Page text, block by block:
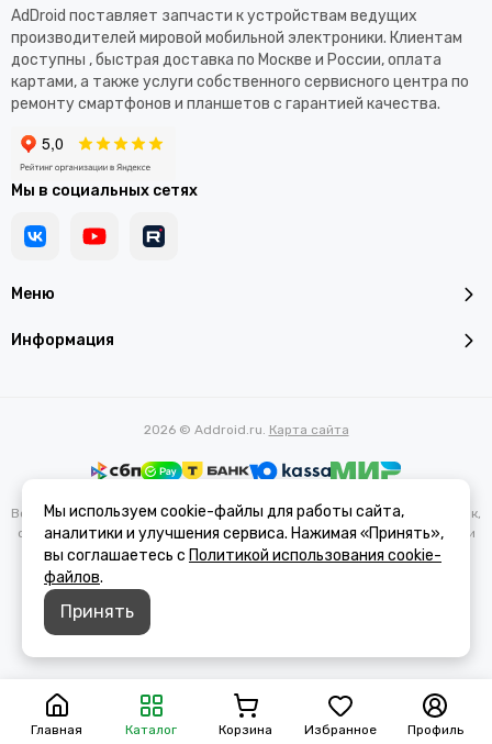
Меню
Информация
AdDroid поставляет запчасти к устройствам ведущих
производителей мировой мобильной электроники. Клиентам
доступны , быстрая доставка по Москве и России, оплата
картами, а также услуги собственного сервисного центра по
ремонту смартфонов и планшетов с гарантией качества.
Мы в социальных сетях
2026 © Addroid.ru. Карта сайта
Вся представленная на сайте информация, касающаяся характеристик,
стоимости товаров и услуг, носит информационный характер и ни при
каких условиях не является публичной офертой, определяемой
положениями Статьи 437(2) Гражданского кодекса РФ.
Главная Каталог Корзина Избранное Профиль
Мы используем cookie-файлы для работы сайта,
аналитики и улучшения сервиса. Нажимая «Принять»,
вы соглашаетесь с Политикой использования cookie-
файлов.
Принять